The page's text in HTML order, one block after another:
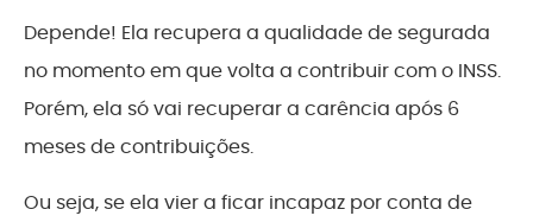
Depende! Ela recupera a qualidade de segurada
no momento em que volta a contribuir com o INSS.
Porém, ela só vai recuperar a carência após 6
meses de contribuições.
Ou seja, se ela vier a ficar incapaz por conta de